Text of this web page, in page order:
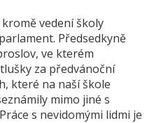
vedení školy
Předsedkyně
ve kterém
za předvánoční
které na naší škole
mimo jiné s
s nevidomými lidmi je